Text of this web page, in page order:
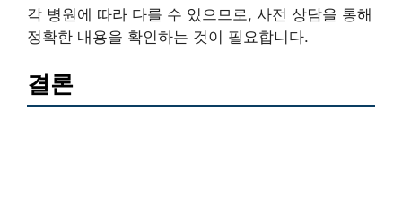
각 병원에 따라 다를 수 있으므로, 사전 상담을 통해
정확한 내용을 확인하는 것이 필요합니다.
결론